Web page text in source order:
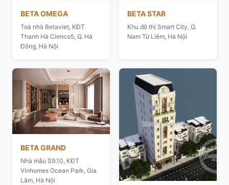
BETA OMEGA
Toà nhà Betaviet, KĐT
Thanh Hà Cienco5, Q. Hà
Đông, Hà Nội
BETA STAR
Khu đô thị Smart City, Q.
Nam Từ Liêm, Hà Nội
BETA GRAND
Nhà mẫu S9.10, KĐT
Vinhomes Ocean Park, Gia
Lâm, Hà Nội